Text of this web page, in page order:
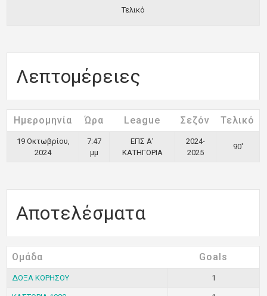
Τελικό
Λεπτομέρειες
Ημερομηνία Ώρα League Σεζόν Τελικό
19 Οκτωβρίου,
2024
7:47
μμ
ΕΠΣ Α'
ΚΑΤΗΓΟΡΙΑ
2024-
2025
90'
Αποτελέσματα
Ομάδα Goals
ΔΟΞΑ ΚΟΡΗΣΟΥ 1